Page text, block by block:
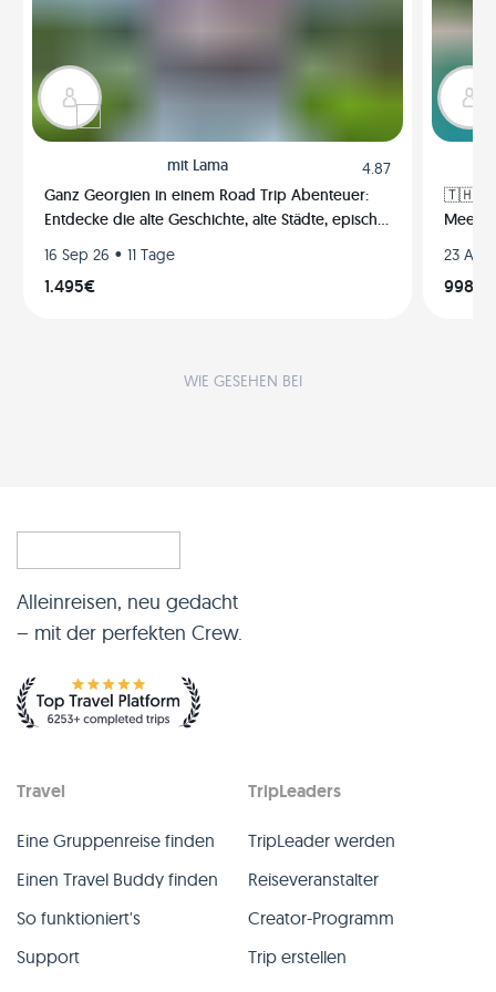
mit Lama
4.87
Ganz Georgien in einem Road Trip Abenteuer:
Entdecke die alte Geschichte, alte Städte, epische
und Küche wie ein Einheimischer
16 Sep 26 • 11 Tage
1.495€
🇹🇭
Meer
23
998€
WIE GESEHEN BEI
Alleinreisen, neu gedacht
– mit der perfekten Crew.
Travel
Eine Gruppenreise finden
Einen Travel Buddy finden
So funktioniert's
Support
TripLeaders
TripLeader werden
Reiseveranstalter
Creator-Programm
Trip erstellen